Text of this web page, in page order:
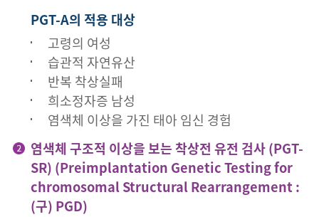
PGT-A의 적용 대상
고령의 여성
습관적 자연유산
반복 착상실패
희소정자증 남성
염색체 이상을 가진 태아 임신 경험
염색체 구조적 이상을 보는 착상전 유전 검사 (PGT-
SR) (Preimplantation Genetic Testing for
chromosomal Structural Rearrangement :
(구) PGD)